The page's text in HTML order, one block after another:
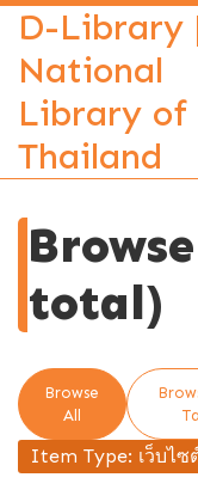
D-Library
National
Library of
Thailand
total)
Browse
All
Item Type: เว็บไซ